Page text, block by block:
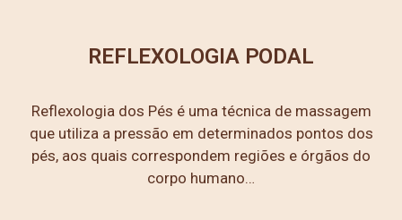
REFLEXOLOGIA PODAL
Reflexologia dos Pés é uma técnica de massagem
que utiliza a pressão em determinados pontos dos
pés, aos quais correspondem regiões e órgãos do
corpo humano…